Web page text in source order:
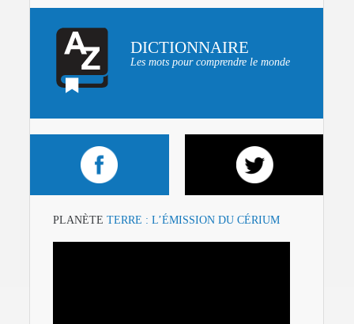
DICTIONNAIRE
Les mots pour comprendre le monde
PLANÈTE TERRE : L’ÉMISSION DU CÉRIUM